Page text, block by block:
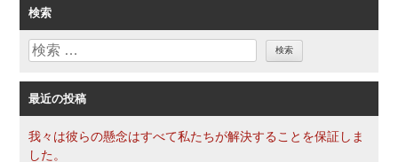
ゴ
リ
ー
検索
検
最近の投稿
我々は彼らの懸念はすべて私たちが解決することを保証しま
した。